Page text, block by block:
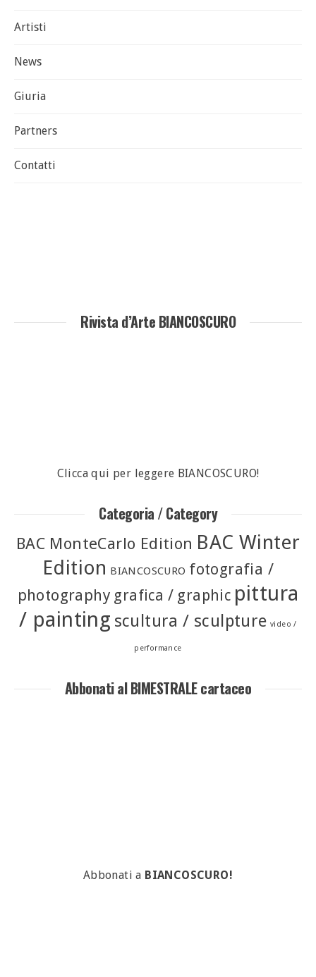
Artisti
News
Giuria
Partners
Contatti
Rivista d’Arte BIANCOSCURO
Clicca qui per leggere BIANCOSCURO!
Categoria / Category
BAC MonteCarlo Edition BAC Winter
Edition BIANCOSCURO fotografia /
photography grafica / graphic pittura
/ painting scultura / sculpture video /
performance
Abbonati al BIMESTRALE cartaceo
Abbonati a BIANCOSCURO!